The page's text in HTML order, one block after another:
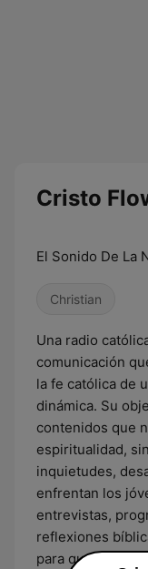
Cristo
El Sonido De La
Christian
Una radio
comunicación
la fe católica de
dinámica. Su
contenidos que
espiritualidad,
inquietudes,
enfrentan los
entrevistas,
reflexiones
para que los